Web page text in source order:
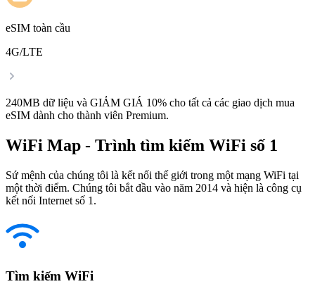
eSIM toàn cầu
4G/LTE
240MB dữ liệu và GIẢM GIÁ 10% cho tất cả các giao dịch mua
eSIM dành cho thành viên Premium.
WiFi Map - Trình tìm kiếm WiFi số 1
Sứ mệnh của chúng tôi là kết nối thế giới trong một mạng WiFi tại
một thời điểm. Chúng tôi bắt đầu vào năm 2014 và hiện là công cụ
kết nối Internet số 1.
Tìm kiếm WiFi